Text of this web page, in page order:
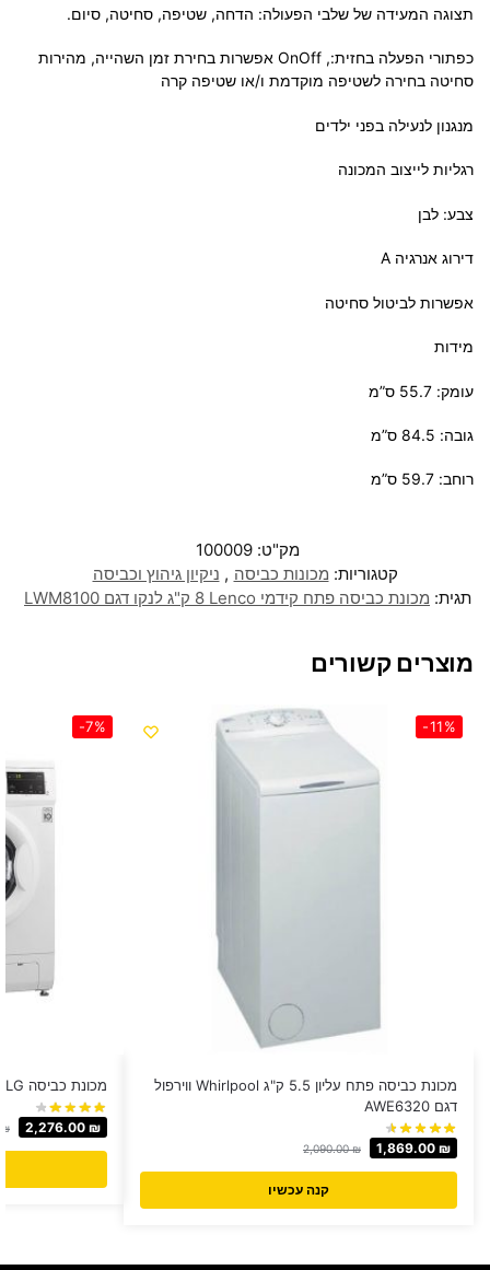
תצוגה המעידה של שלבי הפעולה: הדחה, שטיפה, סחיטה, סיום.
כפתורי הפעלה בחזית:, OnOff אפשרות בחירת זמן השהייה, מהירות
סחיטה בחירה לשטיפה מוקדמת ו/או שטיפה קרה
מנגנון לנעילה בפני ילדים
רגליות לייצוב המכונה
צבע: לבן
דירוג אנרגיה A
אפשרות לביטול סחיטה
מידות
עומק: 55.7 ס”מ
גובה: 84.5 ס”מ
רוחב: 59.7 ס”מ
מק"ט: 100009
קטגוריות: מכונות כביסה , ניקיון גיהוץ וכביסה
תגית: מכונת כביסה ‏פתח קידמי Lenco ‏8 ‏ק"ג לנקו דגם LWM8100
מוצרים קשורים
-11%
מכונת כביסה פתח עליון 5.5 ק"ג Whirlpool ווירפול
דגם AWE6320
2,090.00₪ 1,869.00 ₪
קנה עכשיו
-7%
מכונת כביסה LG פתח קידמי 8 ק"ג דגם FH2J3TDN
₪ 2,276.00 ₪